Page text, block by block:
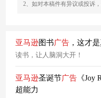
2、如对本稿件有异议或投诉
亚马逊图书广告 ，这才
读书，让人脑洞大开！
亚马逊圣诞节广告 《
超能力